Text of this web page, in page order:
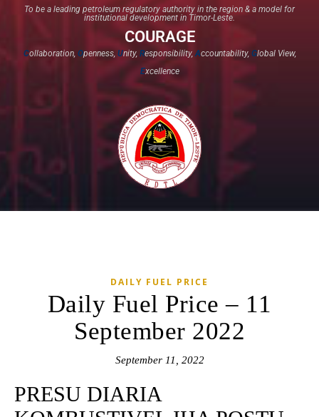
To be a leading petroleum regulatory authority in the region & a model for
institutional development in Timor-Leste.
COURAGE
Collaboration, Openness, Unity, Responsibility,Accountability, Global View,
Excellence​
DAILY FUEL PRICE
Daily Fuel Price – 11
September 2022
September 11, 2022
PRESU DIARIA